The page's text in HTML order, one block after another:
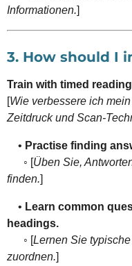
Informationen.]
3. How should I
Train with timed
[Wie verbessere ich
Zeitdruck und Scan-
• Practise finding
◦ [Üben Sie,
finden.]
• Learn common
headings.
◦ [Lernen Sie
zuordnen.]